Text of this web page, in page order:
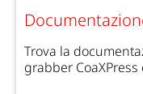
Trova la
grabber CoaXPress